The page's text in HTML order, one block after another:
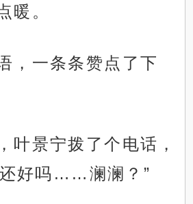
暖。
，一条条赞点了下
叶景宁拨了个电话，
还好吗……澜澜？”